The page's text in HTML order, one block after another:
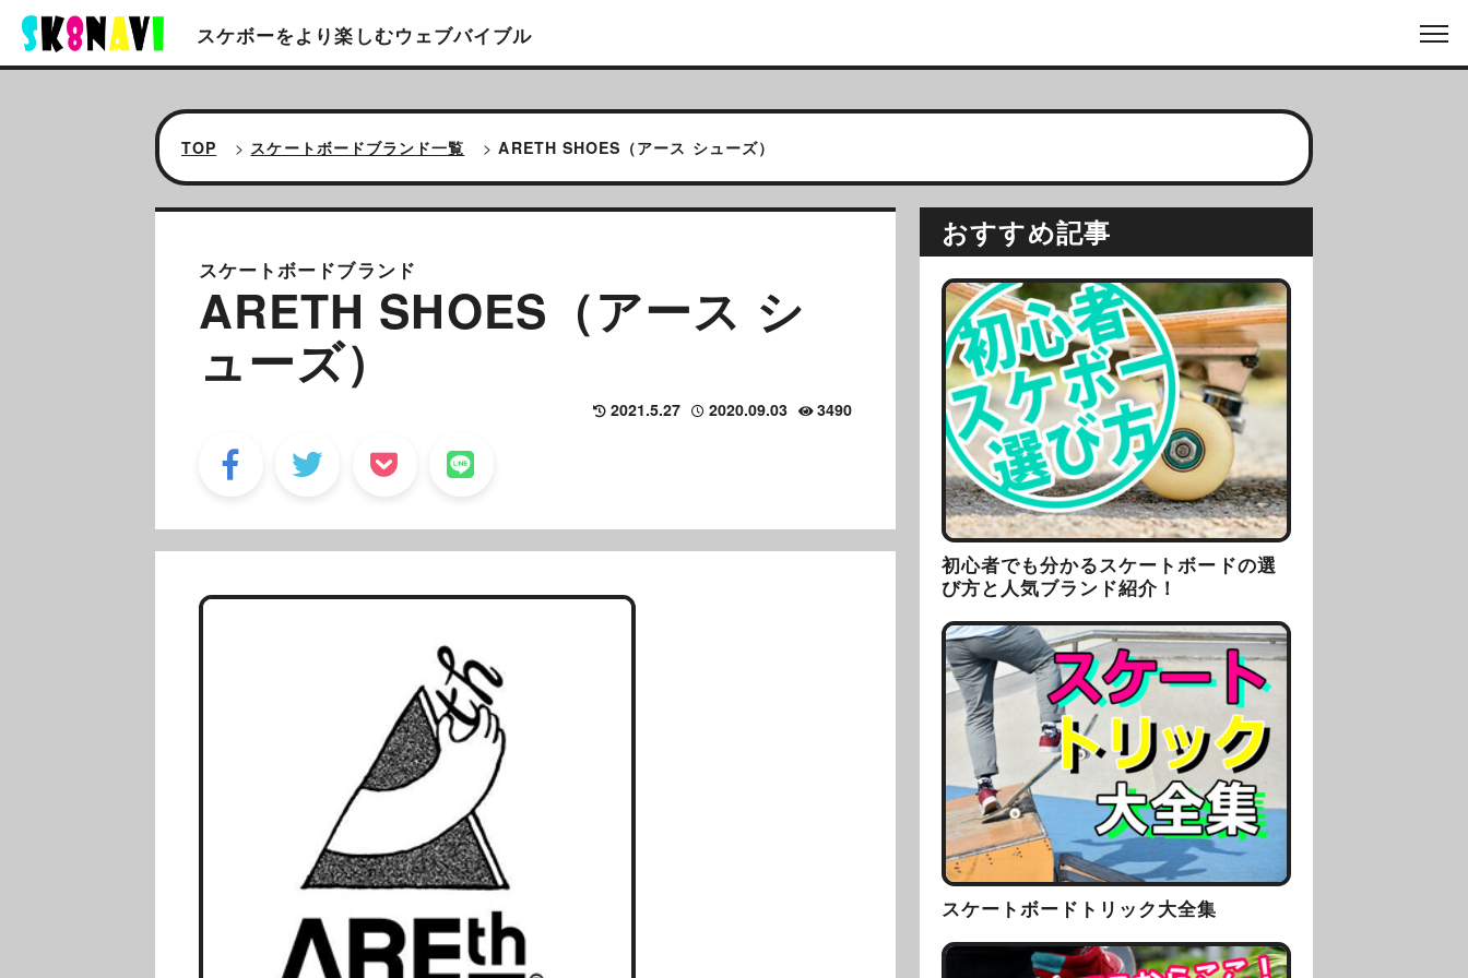
スケボーをより楽しむウェブバイブル
TOP > スケートボードブランド一覧 >ARETH SHOES（アース シューズ）
スケートボードブランド
ARETH SHOES（アース シ
ューズ）
3490
2020.09.03
2021.5.27
おすすめ記事
初心者でも分かるスケートボードの選
び方と人気ブランド紹介！
スケートボードトリック大全集